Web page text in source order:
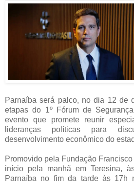
Parnaíba será palco, no dia 12 de
etapas do 1º Fórum de
evento que promete reunir
lideranças políticas para
desenvolvimento econômico do
Promovido pela Fundação
início pela manhã em Teresina,
Parnaíba no fim da tarde às 17h